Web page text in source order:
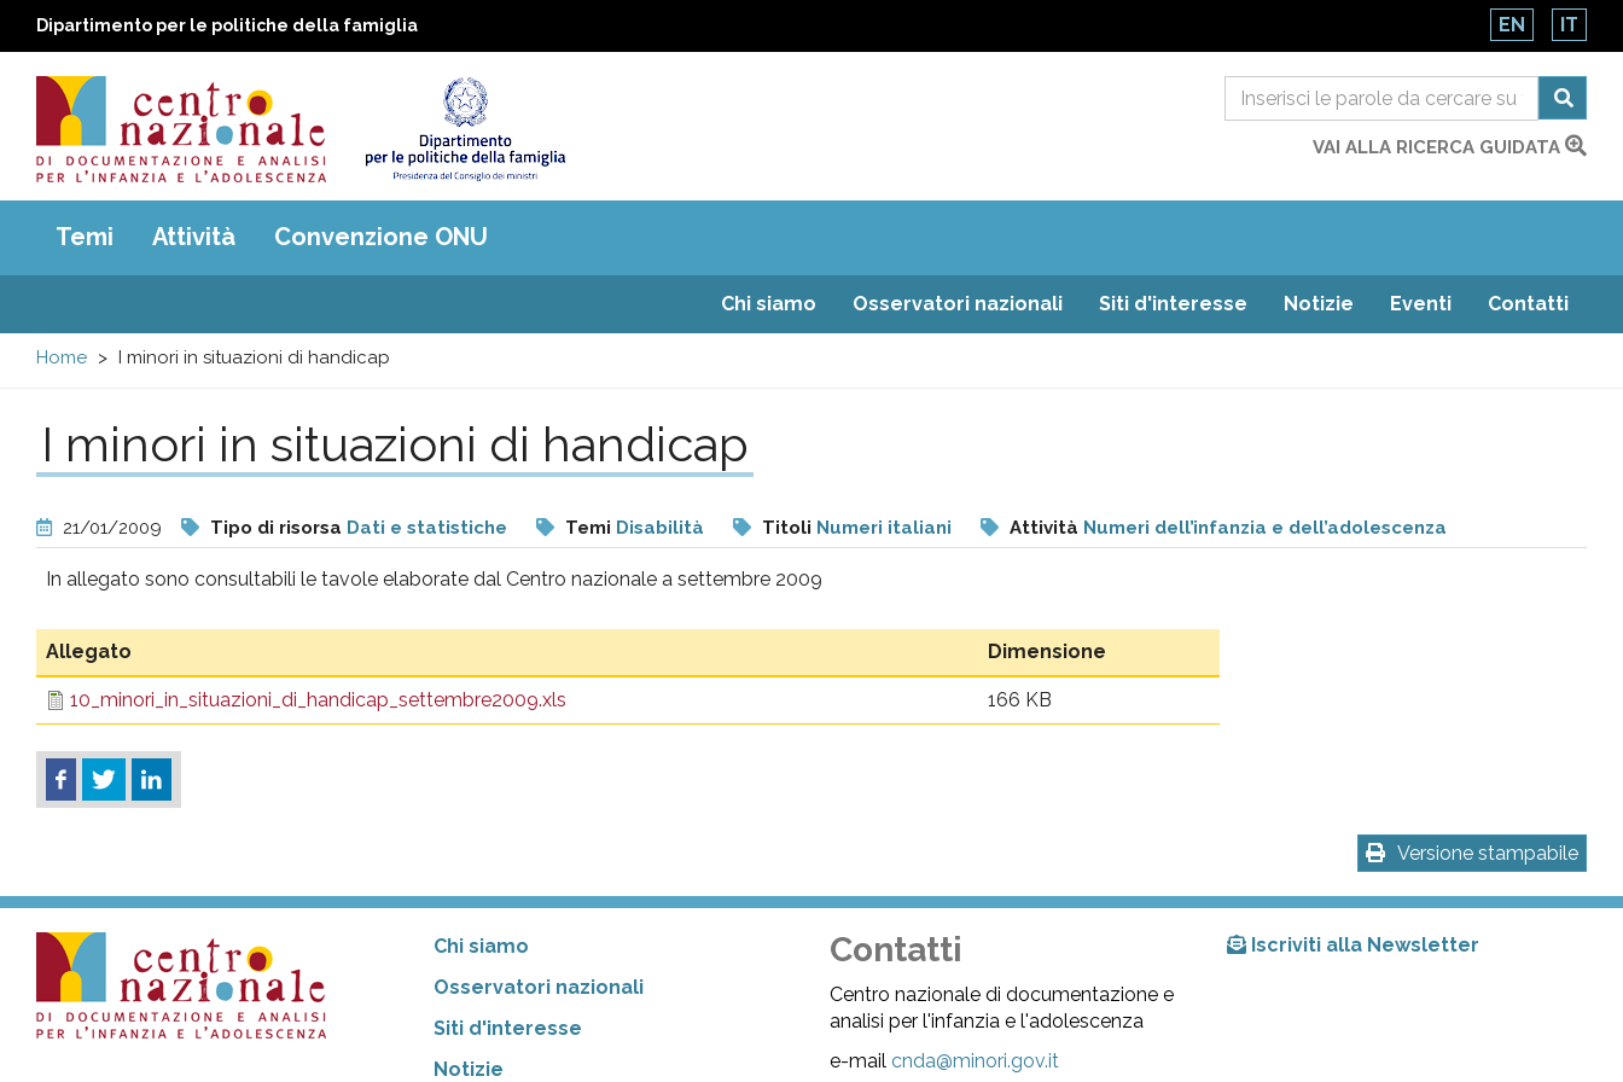
Dipartimento per le politiche della famiglia EN IT
Centro
nazionale
di
e
analisi
pr
l'infanzia
e
l'adolescenza
VAI ALLA RICERCA GUIDATA
Main
menu
Temi Attività Convenzione ONU
Chi siamo Osservatori nazionali Siti d'interesse Notizie Eventi Contatti
Home I minori in situazioni di handicap
I minori in situazioni di handicap
21/01/2009 Tipo di risorsa Dati e statistiche Temi Disabilità Titoli Numeri italiani Attività Numeri dell’infanzia e dell’adolescenza
In allegato sono consultabili le tavole elaborate dal Centro nazionale a settembre 2009
Allegato Dimensione
10_minori_in_situazioni_di_handicap_settembre2009.xls 166 KB
Versione stampabile
Chi siamo
Osservatori nazionali
Siti d'interesse
Notizie
Contatti
Centro nazionale di documentazione e
analisi per l'infanzia e l'adolescenza
e-mailcnda@minori.gov.it
Iscriviti alla Newsletter